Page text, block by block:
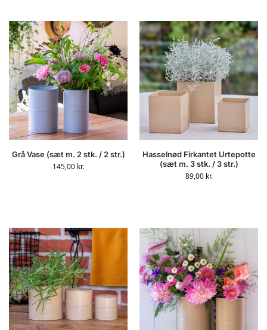
Grå Vase (sæt m. 2 stk. / 2 str.)
145,00 kr.
Hasselnød Firkantet Urtepotte
(sæt m. 3 stk. / 3 str.)
89,00 kr.